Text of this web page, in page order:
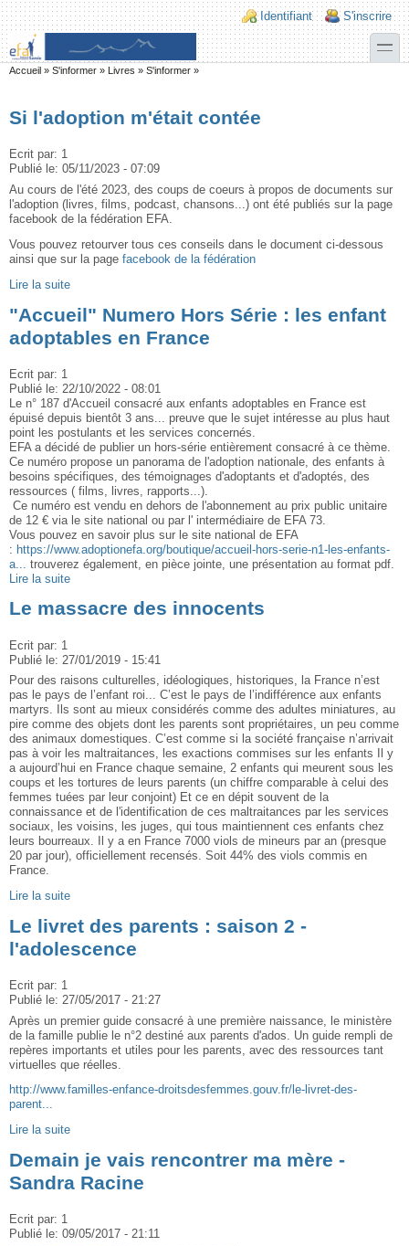
Aller au contenu principal
Skip to search
Login links
Identifiant S'inscrire
toggle
Vous êtes ici
Accueil » S'informer » Livres » S'informer »
Si l'adoption m'était contée
Ecrit par: 1
Publié le: 05/11/2023 - 07:09
Au cours de l'été 2023, des coups de coeurs à propos de documents sur
l'adoption (livres, films, podcast, chansons...) ont été publiés sur la page
facebook de la fédération EFA.
Vous pouvez retourver tous ces conseils dans le document ci-dessous
ainsi que sur la page facebook de la fédération
Lire la suite
"Accueil" Numero Hors Série : les enfant
adoptables en France
Ecrit par: 1
Publié le: 22/10/2022 - 08:01
Le n° 187 d'Accueil consacré aux enfants adoptables en France est
épuisé depuis bientôt 3 ans... preuve que le sujet intéresse au plus haut
point les postulants et les services concernés.
EFA a décidé de publier un hors-série entièrement consacré à ce thème.
Ce numéro propose un panorama de l'adoption nationale, des enfants à
besoins spécifiques, des témoignages d'adoptants et d'adoptés, des
ressources ( films, livres, rapports...).
Ce numéro est vendu en dehors de l'abonnement au prix public unitaire
de 12 € via le site national ou par l' intermédiaire de EFA 73.
Vous pouvez en savoir plus sur le site national de EFA
: https://www.adoptionefa.org/boutique/accueil-hors-serie-n1-les-enfants-
a...
trouverez également, en pièce jointe, une présentation au format pdf.
Lire la suite
Le massacre des innocents
Ecrit par: 1
Publié le: 27/01/2019 - 15:41
Pour des raisons culturelles, idéologiques, historiques, la France n’est
pas le pays de l’enfant roi... C’est le pays de l’indifférence aux enfants
martyrs. Ils sont au mieux considérés comme des adultes miniatures, au
pire comme des objets dont les parents sont propriétaires, un peu comme
des animaux domestiques. C’est comme si la société française n’arrivait
pas à voir les maltraitances, les exactions commises sur les enfants Il y
a aujourd’hui en France chaque semaine, 2 enfants qui meurent sous les
coups et les tortures de leurs parents (un chiffre comparable à celui des
femmes tuées par leur conjoint) Et ce en dépit souvent de la
connaissance et de l'identification de ces maltraitances par les services
sociaux, les voisins, les juges, qui tous maintiennent ces enfants chez
leurs bourreaux. Il y a en France 7000 viols de mineurs par an (presque
20 par jour), officiellement recensés. Soit 44% des viols commis en
France.
Lire la suite
Le livret des parents : saison 2 -
l'adolescence
Ecrit par: 1
Publié le: 27/05/2017 - 21:27
Après un premier guide consacré à une première naissance, le ministère
de la famille publie le n°2 destiné aux parents d'ados. Un guide rempli de
repères importants et utiles pour les parents, avec des ressources tant
virtuelles que réelles.
http://www.familles-enfance-droitsdesfemmes.gouv.fr/le-livret-des-
parent...
Lire la suite
Demain je vais rencontrer ma mère -
Sandra Racine
Ecrit par: 1
Publié le: 09/05/2017 - 21:11